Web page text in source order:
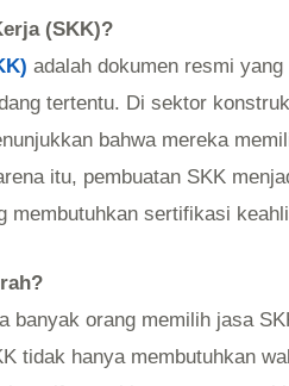
(SKK)?
adalah dokumen resmi
tertentu. Di sektor
bahwa mereka
itu, pembuatan SKK
membutuhkan sertifikasi
banyak orang memilih jasa
tidak hanya membutuhkan